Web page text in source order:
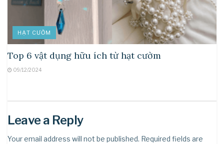
HẠT CƯỜM
Top 6 vật dụng hữu ích từ hạt cườm
09/12/2024
Leave a Reply
Your email address will not be published. Required fields are